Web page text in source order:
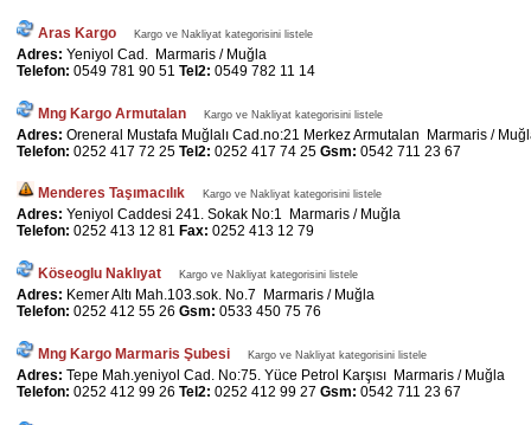
Aras Kargo Kargo ve Nakliyat kategorisini listele
Adres: Yeniyol Cad. Marmaris / Muğla
Telefon: 0549 781 90 51 Tel2: 0549 782 11 14
Mng Kargo Armutalan Kargo ve Nakliyat kategorisini listele
Adres: Oreneral Mustafa Muğlalı Cad.no:21 Merkez Armutalan Marmaris /
Telefon: 0252 417 72 25 Tel2: 0252 417 74 25 Gsm: 0542 711 23 67
Menderes Taşımacılık Kargo ve Nakliyat kategorisini listele
Adres: Yeniyol Caddesi 241. Sokak No:1 Marmaris / Muğla
Telefon: 0252 413 12 81 Fax: 0252 413 12 79
Köseoglu Naklıyat Kargo ve Nakliyat kategorisini listele
Adres: Kemer Altı Mah.103.sok. No.7 Marmaris / Muğla
Telefon: 0252 412 55 26 Gsm: 0533 450 75 76
Mng Kargo Marmaris Şubesi Kargo ve Nakliyat kategorisini listele
Adres: Tepe Mah.yeniyol Cad. No:75. Yüce Petrol Karşısı Marmaris / Muğla
Telefon: 0252 412 99 26 Tel2: 0252 412 99 27 Gsm: 0542 711 23 67